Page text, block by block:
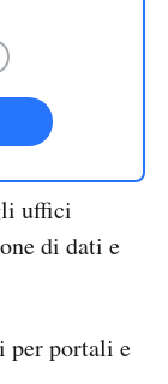
uffici
di dati e
per portali e